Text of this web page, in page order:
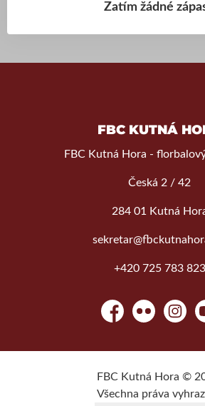
Zatím žádné
FBC KUTNÁ
FBC Kutná Hora -
Česká 2 / 42
284 01 Kutná
+420 725 783 823
FacebookFlickr
FBC Kutná Hora ©
Všechna práva